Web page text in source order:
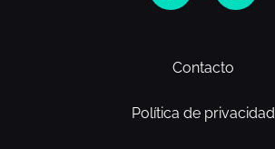
Contacto
Política de privacidad